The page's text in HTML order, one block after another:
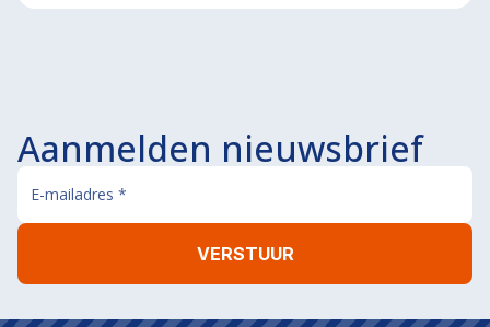
Aanmelden nieuwsbrief